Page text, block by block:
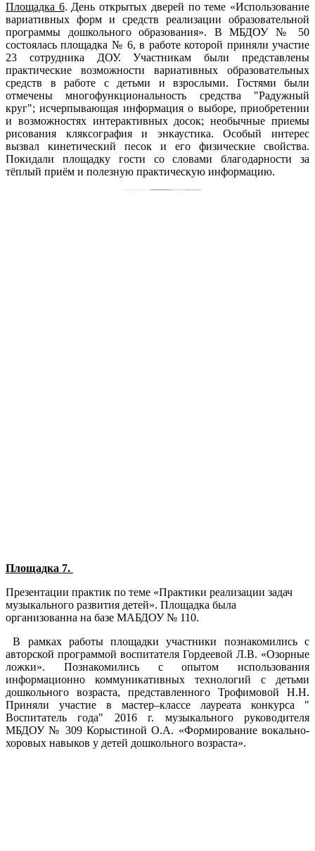
Площадка 6. День открытых дверей по теме «Использование
вариативных форм и средств реализации образовательной
программы дошкольного образования». В МБДОУ № 50
состоялась площадка № 6, в работе которой приняли участие
23 сотрудника ДОУ. Участникам были представлены
практические возможности вариативных образовательных
средств в работе с детьми и взрослыми. Гостями были
отмечены многофункциональность средства "Радужный
круг"; исчерпывающая информация о выборе, приобретении
и возможностях интерактивных досок; необычные приемы
рисования кляксография и энкаустика. Особый интерес
вызвал кинетический песок и его физические свойства.
Покидали площадку гости со словами благодарности за
тёплый приём и полезную практическую информацию.
Площадка 7.
Презентации практик по теме «Практики реализации задач
музыкального развития детей». Площадка была
организованна на базе МАБДОУ № 110.
В рамках работы площадки участники познакомились с
авторской программой воспитателя Гордеевой Л.В. «Озорные
ложки». Познакомились с опытом использования
информационно коммуникативных технологий с детьми
дошкольного возраста, представленного Трофимовой Н.Н.
Приняли участие в мастер–классе лауреата конкурса "
Воспитатель года" 2016 г. музыкального руководителя
МБДОУ № 309 Корыстиной О.А. «Формирование вокально-
хоровых навыков у детей дошкольного возраста».